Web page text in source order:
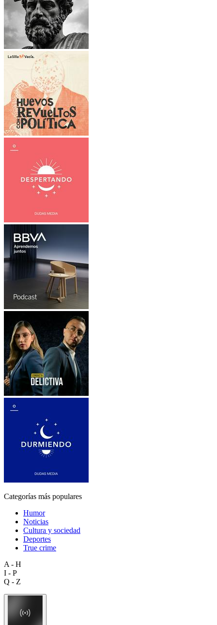
Categorías más populares
Humor
Noticias
Cultura y sociedad
Deportes
True crime
A - H
I - P
Q - Z